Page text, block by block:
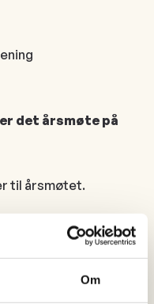
Om
er det årsmøte på
til årsmøtet.
medlemskap for